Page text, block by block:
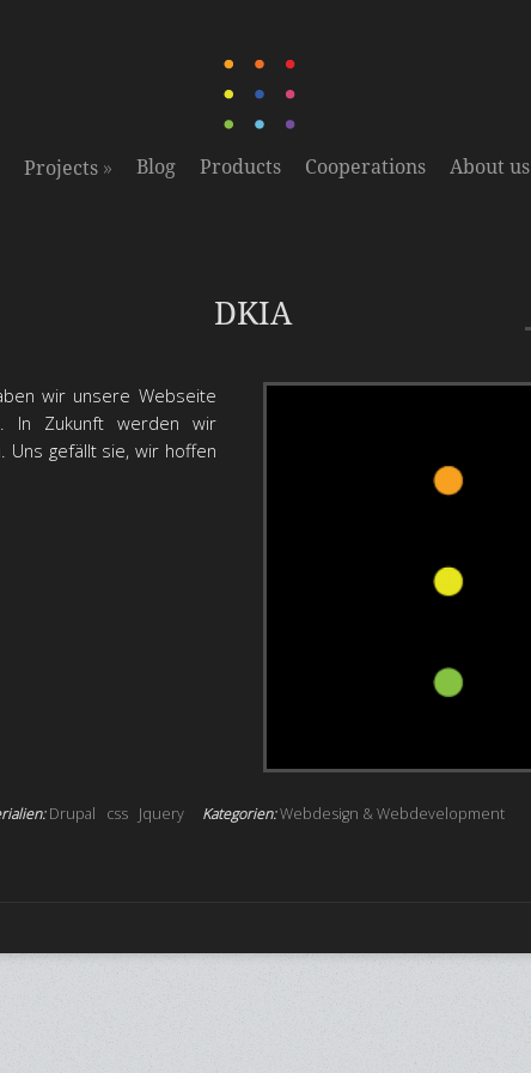
Projects» Blog Products Cooperations About us
DKIA
wir unsere Webseite
In Zukunft werden wir
Uns gefällt sie, wir hoffen
Drupal css Jquery Kategorien:Webdesign & Webdevelopment